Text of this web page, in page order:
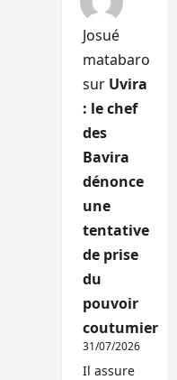
Josué
matabaro
sur Uvira
: le chef
des
Bavira
dénonce
une
tentative
de prise
du
pouvoir
coutumier
31/07/2026
Il assure